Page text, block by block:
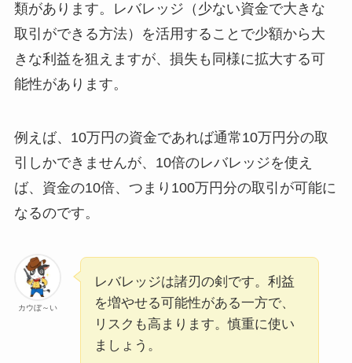
類があります。レバレッジ（少ない資金で大きな
取引ができる方法）を活用することで少額から大
きな利益を狙えますが、損失も同様に拡大する可
能性があります。
例えば、10万円の資金であれば通常10万円分の取
引しかできませんが、10倍のレバレッジを使え
ば、資金の10倍、つまり100万円分の取引が可能に
なるのです。
カウぼ～い
レバレッジは諸刃の剣です。利益
を増やせる可能性がある一方で、
リスクも高まります。慎重に使い
ましょう。